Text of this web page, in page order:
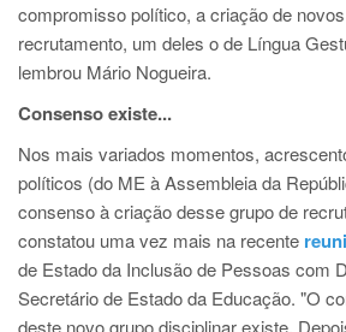
compromisso político, a criação de
recrutamento, um deles o de Língua
lembrou Mário Nogueira.
Consenso existe...
Nos mais variados momentos,
políticos (do ME à Assembleia da
consenso à criação desse grupo de
constatou uma vez mais na recente
de Estado da Inclusão de Pessoas com
Secretário de Estado da Educação. "O